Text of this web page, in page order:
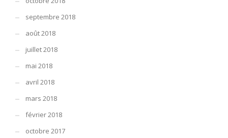
septembre 2018
août 2018
juillet 2018
mai 2018
avril 2018
mars 2018
février 2018
octobre 2017